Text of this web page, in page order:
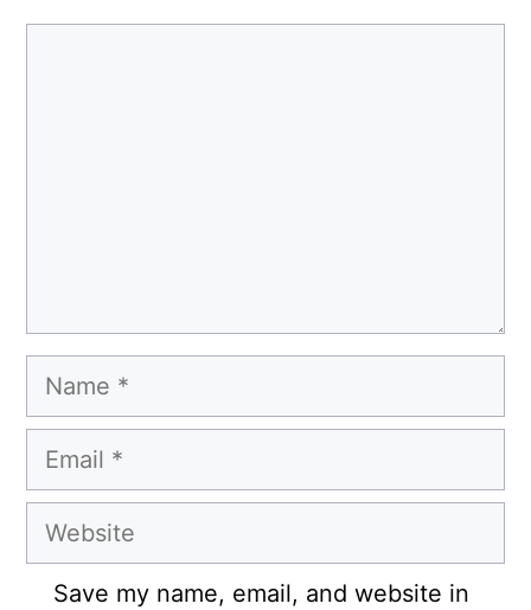
Name
Email
Website
Save my name, email, and website in